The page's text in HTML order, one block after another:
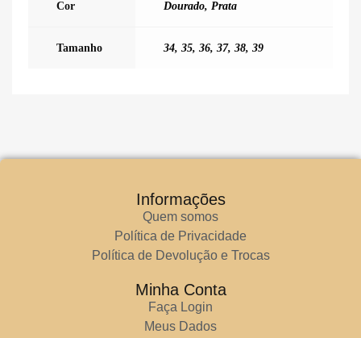
Cor Dourado, Prata
Tamanho 34, 35, 36, 37, 38, 39
Informações
Quem somos
Política de Privacidade
Política de Devolução e Trocas
Minha Conta
Faça Login
Meus Dados